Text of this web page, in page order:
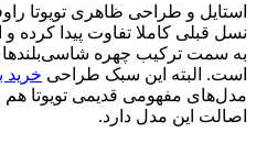
نسل قبلی کاملا تفاوت پیدا کرده و
به سمت ترکیب چهره
است. البته این سبک طراحی خرید
مدل‌های مفهومی قدیمی تویوتا هم
اصالت این مدل دارد.